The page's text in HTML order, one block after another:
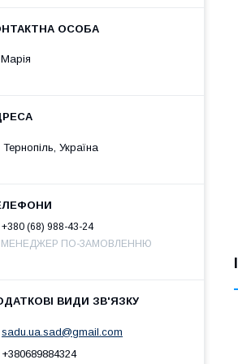
Марія
Тернопіль, Україна
+380 (68) 988-43-24
МЕНЕДЖЕР ПО-ЗАМОВЛЕННЮ
sadu.ua.sad@gmail.com
+380689884324